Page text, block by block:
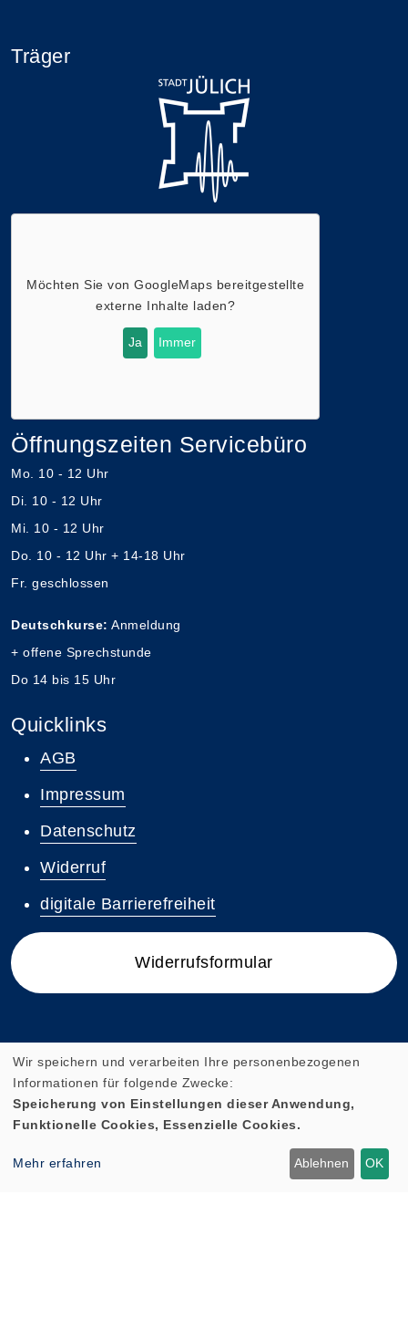
Träger
Möchten Sie vonGoogleMaps bereitgestellte
externe Inhalte laden?
Ja Immer
Öffnungszeiten Servicebüro
Mo. 10 - 12 Uhr
Di. 10 - 12 Uhr
Mi. 10 - 12 Uhr
Do. 10 - 12 Uhr + 14-18 Uhr
Fr. geschlossen
Deutschkurse: Anmeldung
+ offene Sprechstunde
Do 14 bis 15 Uhr
Quicklinks
AGB
Impressum
Datenschutz
Widerruf
digitale Barrierefreiheit
Widerrufsformular
Wir speichern und verarbeiten Ihre personenbezogenen
Informationen für folgende Zwecke:
Speicherung von Einstellungen dieser Anwendung,
Funktionelle Cookies, Essenzielle Cookies.
Mehr erfahren Ablehnen OK